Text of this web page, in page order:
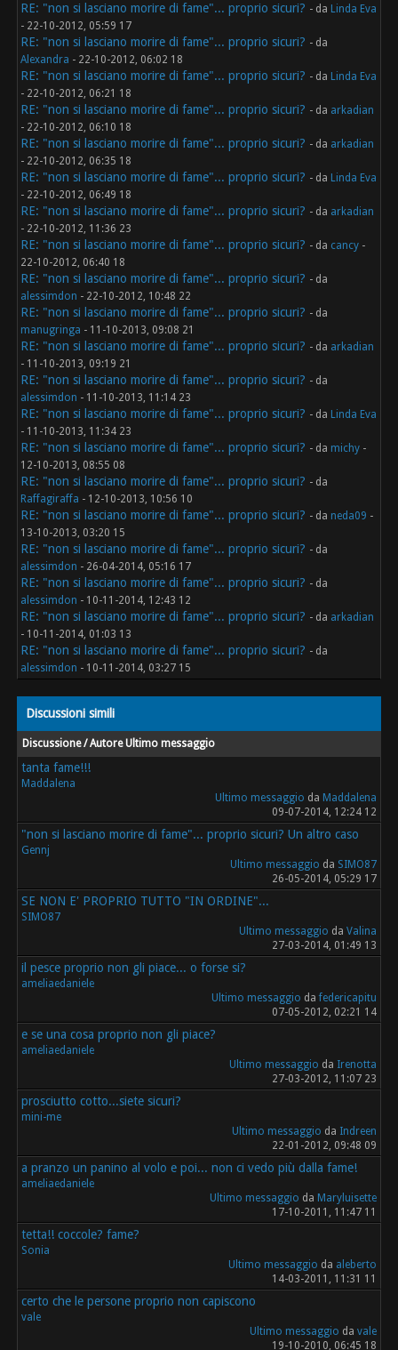
RE: "non si lasciano morire di fame"... proprio sicuri? - da Linda Eva
- 22-10-2012, 05:59 17
RE: "non si lasciano morire di fame"... proprio sicuri? - da
Alexandra - 22-10-2012, 06:02 18
RE: "non si lasciano morire di fame"... proprio sicuri? - da Linda Eva
- 22-10-2012, 06:21 18
RE: "non si lasciano morire di fame"... proprio sicuri? - da arkadian
- 22-10-2012, 06:10 18
RE: "non si lasciano morire di fame"... proprio sicuri? - da arkadian
- 22-10-2012, 06:35 18
RE: "non si lasciano morire di fame"... proprio sicuri? - da Linda Eva
- 22-10-2012, 06:49 18
RE: "non si lasciano morire di fame"... proprio sicuri? - da arkadian
- 22-10-2012, 11:36 23
RE: "non si lasciano morire di fame"... proprio sicuri? - da cancy -
22-10-2012, 06:40 18
RE: "non si lasciano morire di fame"... proprio sicuri? - da
alessimdon - 22-10-2012, 10:48 22
RE: "non si lasciano morire di fame"... proprio sicuri? - da
manugringa - 11-10-2013, 09:08 21
RE: "non si lasciano morire di fame"... proprio sicuri? - da arkadian
- 11-10-2013, 09:19 21
RE: "non si lasciano morire di fame"... proprio sicuri? - da
alessimdon - 11-10-2013, 11:14 23
RE: "non si lasciano morire di fame"... proprio sicuri? - da Linda Eva
- 11-10-2013, 11:34 23
RE: "non si lasciano morire di fame"... proprio sicuri? - da michy -
12-10-2013, 08:55 08
RE: "non si lasciano morire di fame"... proprio sicuri? - da
Raffagiraffa - 12-10-2013, 10:56 10
RE: "non si lasciano morire di fame"... proprio sicuri? - da neda09 -
13-10-2013, 03:20 15
RE: "non si lasciano morire di fame"... proprio sicuri? - da
alessimdon - 26-04-2014, 05:16 17
RE: "non si lasciano morire di fame"... proprio sicuri? - da
alessimdon - 10-11-2014, 12:43 12
RE: "non si lasciano morire di fame"... proprio sicuri? - da arkadian
- 10-11-2014, 01:03 13
RE: "non si lasciano morire di fame"... proprio sicuri? - da
alessimdon - 10-11-2014, 03:27 15
Discussioni simili
Discussione / Autore Ultimo messaggio
tanta fame!!!
Maddalena
Ultimo messaggio da Maddalena
09-07-2014, 12:24 12
"non si lasciano morire di fame"... proprio sicuri? Un altro caso
Gennj
Ultimo messaggio da SIMO87
26-05-2014, 05:29 17
SE NON E' PROPRIO TUTTO "IN ORDINE"...
SIMO87
Ultimo messaggio da Valina
27-03-2014, 01:49 13
il pesce proprio non gli piace... o forse si?
ameliaedaniele
Ultimo messaggio dafedericapitu
07-05-2012, 02:21 14
e se una cosa proprio non gli piace?
ameliaedaniele
Ultimo messaggio da Irenotta
27-03-2012, 11:07 23
prosciutto cotto...siete sicuri?
mini-me
Ultimo messaggio da Indreen
22-01-2012, 09:48 09
a pranzo un panino al volo e poi... non ci vedo più dalla fame!
ameliaedaniele
Ultimo messaggio da Maryluisette
17-10-2011, 11:47 11
tetta!! coccole? fame?
Sonia
Ultimo messaggio da aleberto
14-03-2011, 11:31 11
certo che le persone proprio non capiscono
vale
Ultimo messaggio da vale
19-10-2010, 06:45 18